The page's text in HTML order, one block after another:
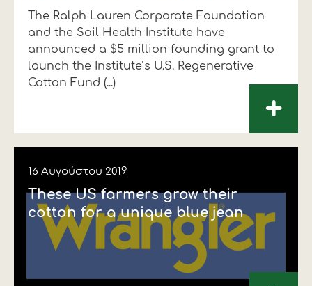
Οικονομικά στοιχεία
Εταιρική δομή
Καινοτομία
Επικοινωνία
Εξαγωγές
Συνέδρια
Ευφυής γεωργία
Συμβουλευτική στο χωράφι
Εκκόκκιση για λογαριασμό του
Αλυσίδα βάμβακος
Κλωστοϋφαντουργία - Ένδυση
Εταιρικά νέα
The Ralph Lauren Corporate Foundation
and the Soil Health Institute have
announced a $5 million founding grant to
launch the Institute’s U.S. Regenerative
Cotton Fund (...)
+
16 Αυγούστου 2019
These US farmers grow their
cotton for a unique blue jean